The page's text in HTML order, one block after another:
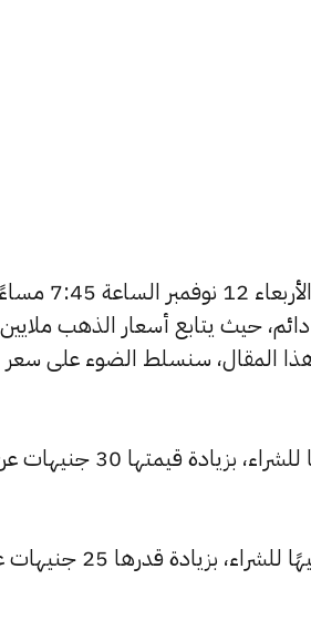
يتساءل العديد من الأشخاص عن أسعار الذهب اليوم في مصر الأربعاء 12
حيث يتابع أسعار الذهب ملايين
المقال، سنسلط الضوء على سعر
ارتفع سعر عيار 24 ليصل إلى 6390 جنيهًا للبيع و6355 جنيهًا
كما ارتفع سعر عيار 22 ليسجل 5855 جنيهًا للبيع و5825 جنيهًا للشراء،